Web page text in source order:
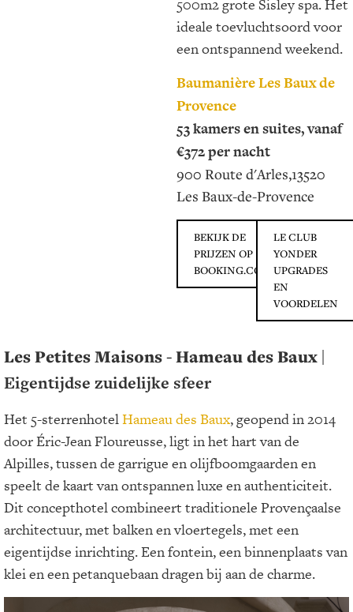
500m2 grote Sisley spa. Het
ideale toevluchtsoord voor
een ontspannend weekend.
Baumanière Les Baux de
Provence
53 kamers en suites, vanaf
€372 per nacht
900 Route d'Arles,13520
Les Baux-de-Provence
BEKIJK DE
PRIJZEN OP
BOOKING.COM
LE CLUB
YONDER
UPGRADES
EN
VOORDELEN
Les Petites Maisons - Hameau des Baux|
Eigentijdse zuidelijke sfeer
Het 5-sterrenhotelHameau des Baux, geopend in 2014
door Éric-Jean Floureusse, ligt in het hart van de
Alpilles, tussen de garrigue en olijfboomgaarden en
speelt de kaart van ontspannen luxe en authenticiteit.
Dit concepthotel combineert traditionele Provençaalse
architectuur, met balken en vloertegels, met een
eigentijdse inrichting. Een fontein, een binnenplaats van
klei en een petanquebaan dragen bij aan de charme.